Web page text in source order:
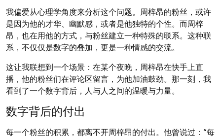
我偏爱从心理学角度来分析这个问题。周梓昂的粉丝，或许
是因为他的才华、幽默感，或者是他独特的个性。而周梓
昂，也在用他的方式，与粉丝建立一种特殊的联系。这种联
系，不仅仅是数字的叠加，更是一种情感的交流。
这让我联想到一个场景：在某个夜晚，周梓昂在快手上直
播，他的粉丝们在评论区留言，为他加油鼓劲。那一刻，我
看到了一个数字背后，人与人之间的温暖与力量。
数字背后的付出
每一个粉丝的积累，都离不开周梓昂的付出。他曾说过：“每